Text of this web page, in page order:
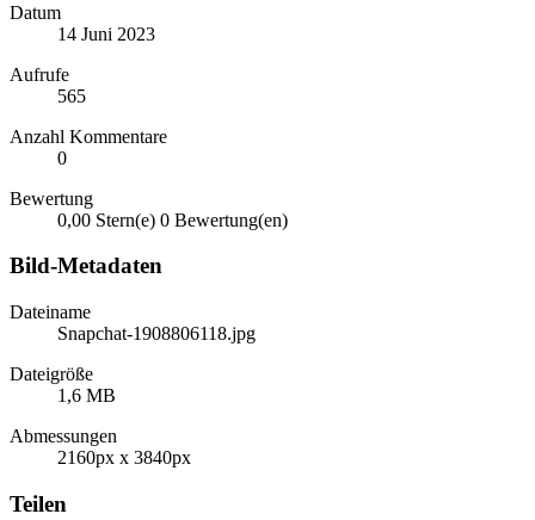
Datum
14 Juni 2023
Aufrufe
565
Anzahl Kommentare
0
Bewertung
0,00 Stern(e) 0 Bewertung(en)
Bild-Metadaten
Dateiname
Snapchat-1908806118.jpg
Dateigröße
1,6 MB
Abmessungen
2160px x 3840px
Teilen